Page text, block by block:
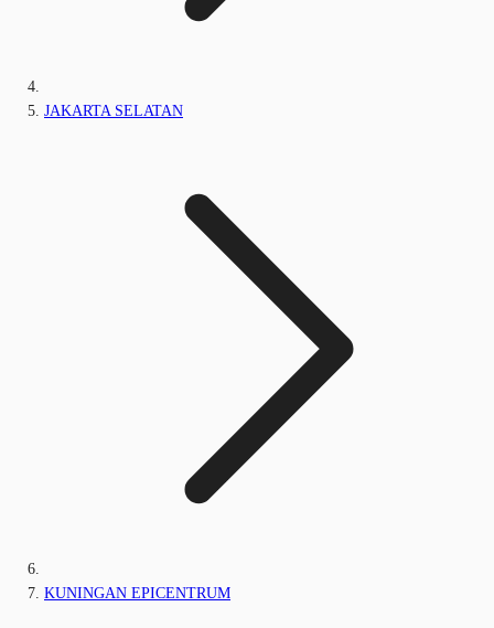
JAKARTA SELATAN
KUNINGAN EPICENTRUM